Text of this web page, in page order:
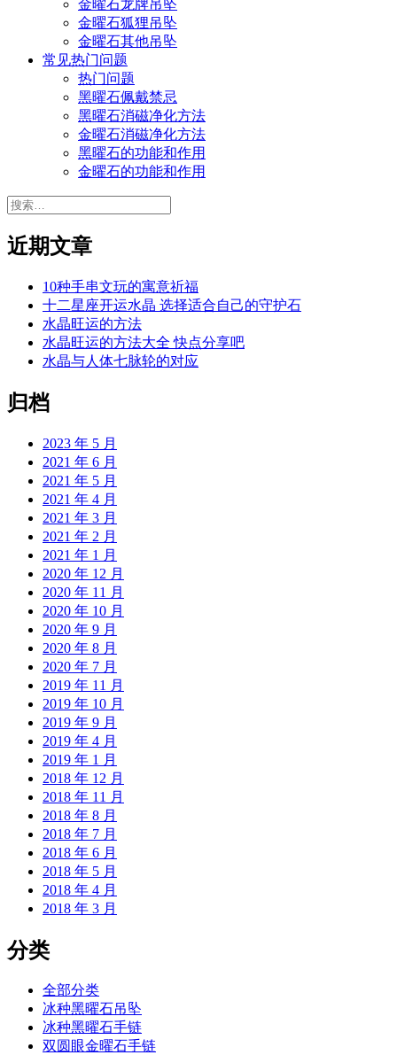
金曜石龙牌吊坠
金曜石狐狸吊坠
金曜石其他吊坠
常见热门问题
热门问题
黑曜石佩戴禁忌
黑曜石消磁净化方法
金曜石消磁净化方法
黑曜石的功能和作用
金曜石的功能和作用
搜
近期文章
10种手串文玩的寓意祈福
十二星座开运水晶 选择适合自己的守护石
水晶旺运的方法
水晶旺运的方法大全 快点分享吧
水晶与人体七脉轮的对应
归档
2023 年 5 月
2021 年 6 月
2021 年 5 月
2021 年 4 月
2021 年 3 月
2021 年 2 月
2021 年 1 月
2020 年 12 月
2020 年 11 月
2020 年 10 月
2020 年 9 月
2020 年 8 月
2020 年 7 月
2019 年 11 月
2019 年 10 月
2019 年 9 月
2019 年 4 月
2019 年 1 月
2018 年 12 月
2018 年 11 月
2018 年 8 月
2018 年 7 月
2018 年 6 月
2018 年 5 月
2018 年 4 月
2018 年 3 月
分类
全部分类
冰种黑曜石吊坠
冰种黑曜石手链
双圆眼金曜石手链